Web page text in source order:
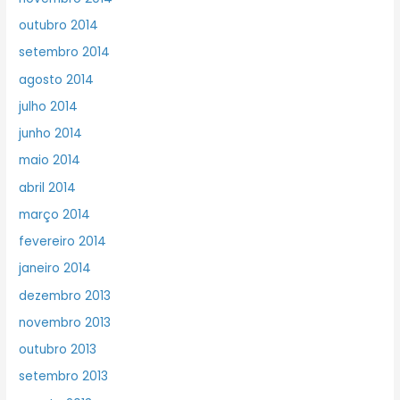
outubro 2014
setembro 2014
agosto 2014
julho 2014
junho 2014
maio 2014
abril 2014
março 2014
fevereiro 2014
janeiro 2014
dezembro 2013
novembro 2013
outubro 2013
setembro 2013